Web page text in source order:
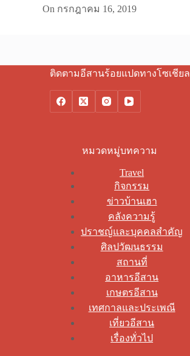
On กรกฎาคม 16, 2019
ติดตามอีสานร้อยแปดทางโซเชียล
หมวดหมู่บทความ
Travel
กิจกรรม
ข่าวบ้านเฮา
คลังความรู้
ปราชญ์และบุคคลสำคัญ
ศิลปวัฒนธรรม
สถานที่
อาหารอีสาน
เกษตรอีสาน
เทศกาลและประเพณี
เที่ยวอีสาน
เรื่องทั่วไป